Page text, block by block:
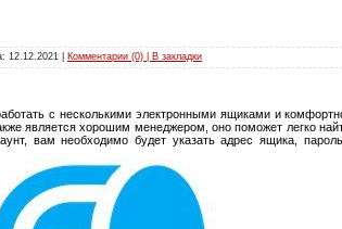
12.12.2021 Комментарии (0) | В закладки
с несколькими электронными ящиками и
является хорошим менеджером, оно поможет легко
вам необходимо будет указать адрес ящика,